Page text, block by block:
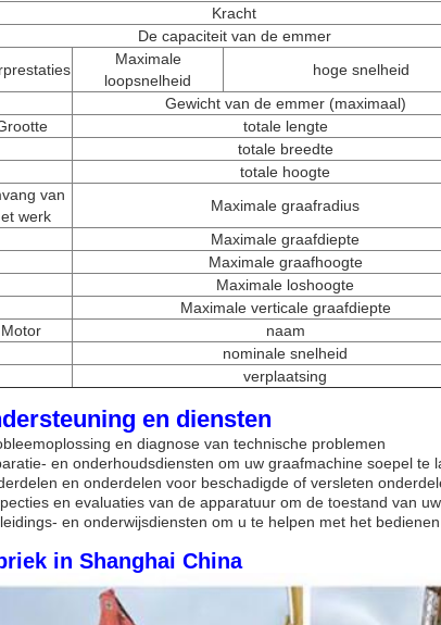
Kracht
De capaciteit van de emmer
Maximale
loopsnelheid
hoge snelheid
Gewicht van de emmer (maximaal)
totale lengte
totale breedte
totale hoogte
van
werk
Maximale graafradius
Maximale graafdiepte
Maximale graafhoogte
Maximale loshoogte
Maximale verticale graafdiepte
Motor
naam
nominale snelheid
verplaatsing
en diensten
en diagnose van technische problemen
en onderhoudsdiensten om uw graafmachine soepel te
en onderdelen voor beschadigde of versleten
en evaluaties van de apparatuur om de toestand van
en onderwijsdiensten om u te helpen met het
in Shanghai China